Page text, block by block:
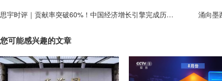
思宇时评｜贡献率突破60%！中国经济增长引擎完成历史性"换挡" 涌向墨
您可能感兴趣的文章